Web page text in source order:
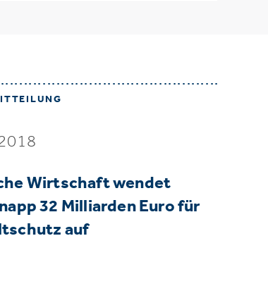
Wirtschaft wendet
32 Milliarden Euro für
auf